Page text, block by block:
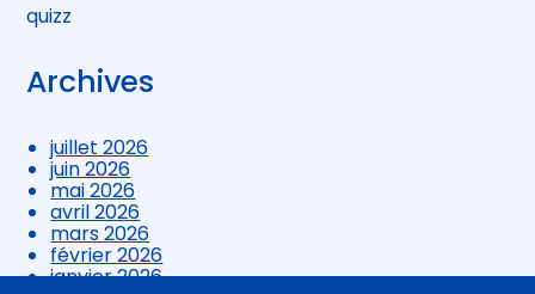
quizz
Archives
juillet 2026
juin 2026
mai 2026
avril 2026
mars 2026
février 2026
janvier 2026